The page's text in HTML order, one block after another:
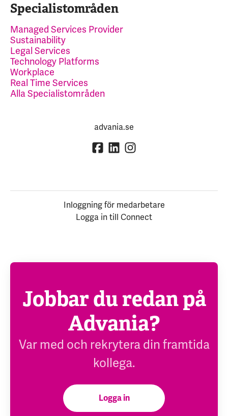
Specialistområden
Managed Services Provider
Sustainability
Legal Services
Technology Platforms
Workplace
Real Time Services
Alla Specialistområden
advania.se
Inloggning för medarbetare
Logga in till Connect
Jobbar du redan på
Advania?
Var med och rekrytera din framtida
kollega.
Logga in